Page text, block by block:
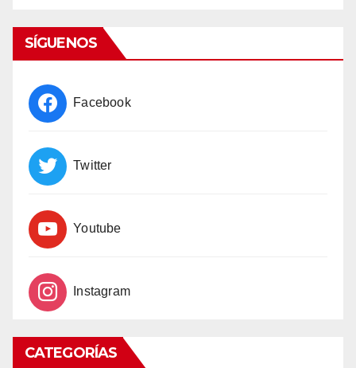
SÍGUENOS
Facebook
Twitter
Youtube
Instagram
CATEGORÍAS